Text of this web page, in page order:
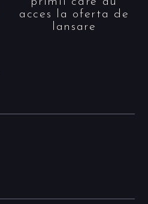
acces la oferta de
lansare